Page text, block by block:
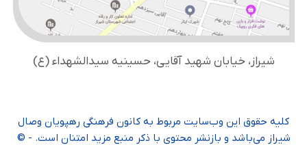
شیراز، خیابان شهید آقایی، حسینیه سید‌الشهداء (ع)
کلیه حقوق این وب‌سایت مربوط به کانون فرهنگی رهپویان وصال
شیراز می‌باشد و بازنشر محتوی با ذکر منبع مزید امتنان است. - ©